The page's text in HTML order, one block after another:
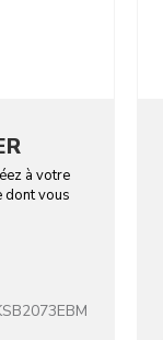
à votre
dont vous